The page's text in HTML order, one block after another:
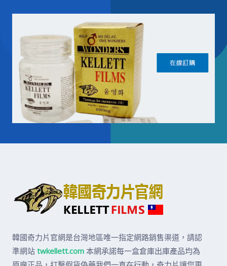
韓國奇力片官網是台灣地區唯一指定網路銷售渠道，請認
準網站 twkellett.com 本網承諾每一盒倉庫出庫產品均為